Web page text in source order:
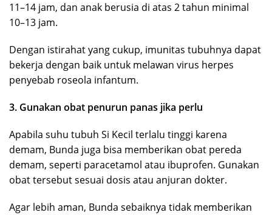
11–14 jam, dan anak berusia di atas 2 tahun minimal
10–13 jam.
Dengan istirahat yang cukup, imunitas tubuhnya dapat
bekerja dengan baik untuk melawan virus herpes
penyebab roseola infantum.
3. Gunakan obat penurun panas jika perlu
Apabila suhu tubuh Si Kecil terlalu tinggi karena
demam, Bunda juga bisa memberikan obat pereda
demam, seperti paracetamol atau ibuprofen. Gunakan
obat tersebut sesuai dosis atau anjuran dokter.
Agar lebih aman, Bunda sebaiknya tidak memberikan